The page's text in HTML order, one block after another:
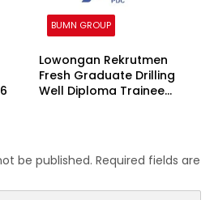
BUMN GROUP
Lowongan Rekrutmen
Fresh Graduate Drilling
Well Diploma Trainee
be published. Required fields are